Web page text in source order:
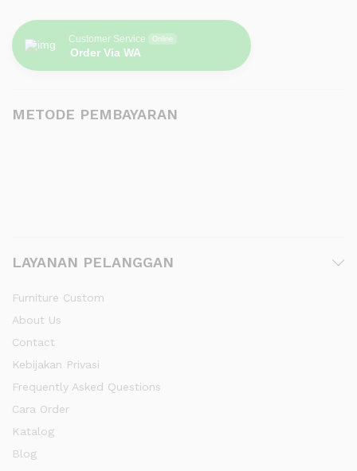
Customer Service Online
Order Via WA
METODE PEMBAYARAN
LAYANAN PELANGGAN
Furniture Custom
About Us
Contact
Kebijakan Privasi
Frequently Asked Questions
Cara Order
Katalog
Blog